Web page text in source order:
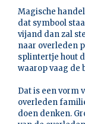
Magische
dat symbool
vijand dan zal
naar overleden
splintertje hout
waarop vaag de
Dat is een vorm
overleden
doen denken.